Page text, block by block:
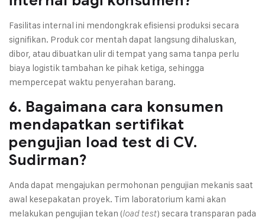
Fasilitas internal ini mendongkrak efisiensi produksi secara
signifikan. Produk cor mentah dapat langsung dihaluskan,
dibor, atau dibuatkan ulir di tempat yang sama tanpa perlu
biaya logistik tambahan ke pihak ketiga, sehingga
mempercepat waktu penyerahan barang.
6. Bagaimana cara konsumen
mendapatkan sertifikat
pengujian load test di CV.
Sudirman?
Anda dapat mengajukan permohonan pengujian mekanis saat
awal kesepakatan proyek. Tim laboratorium kami akan
melakukan pengujian tekan (load test) secara transparan pada